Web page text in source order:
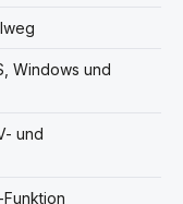
Windows und
und